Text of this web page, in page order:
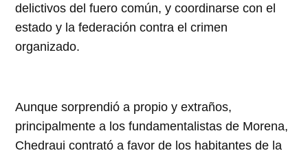
delictivos del fuero común, y coordinarse con el
estado y la federación contra el crimen
organizado.
Aunque sorprendió a propio y extraños,
principalmente a los fundamentalistas de Morena,
Chedraui contrató a favor de los habitantes de la